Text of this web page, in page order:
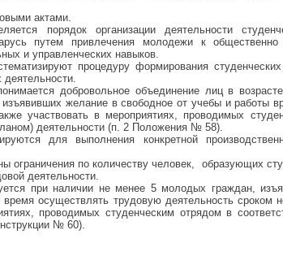
актами.
порядок организации деятельности
путем привлечения молодежи к общественно
и управленческих навыков.
процедуру формирования
добровольное объединение лиц в
желание в свободное от учебы и работы
участвовать в мероприятиях, проводимых
деятельности (п. 2 Положения № 58).
для выполнения конкретной
ограничения по количеству человек, образующих
деятельности.
при наличии не менее 5 молодых граждан,
осуществлять трудовую деятельность сроком
проводимых студенческим отрядом в
№ 60).